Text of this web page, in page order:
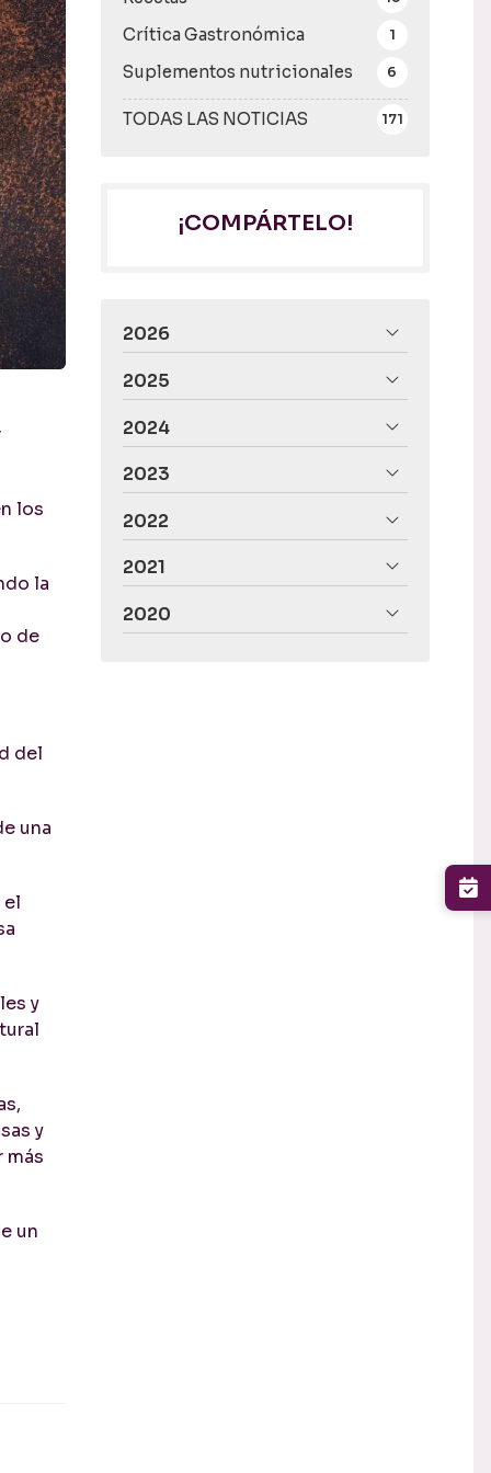
TODAS LAS NOTICIAS 171
Crítica Gastronómica 1
Suplementos nutricionales 6
los
la
de
del
una
el
y
y
más
un
¡COMPÁRTELO!
2026
2025
2024
2023
2022
2021
2020